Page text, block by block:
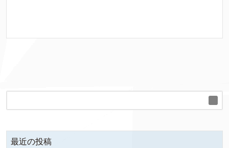
最近の投稿